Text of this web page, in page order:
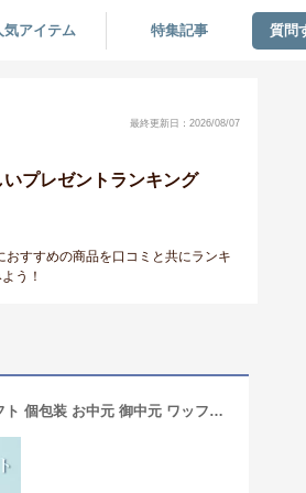
気アイテム 特集記事 質問
最終更新日：2026/08/07
プレゼントランキング
すすめの商品を口コミと共にランキ
う！
お中元ギフト ワッフル ケーキ 10個 | お菓子 洋菓子 詰め合わせ ギフト 個包装 お中元 御中元 ワッフルケーキ スイーツ 冷凍 お取り寄せスイーツ 女性 彼女 妻 お中元スウィーツ 誕生日プレゼント ワッフルサンド かわいい おしゃれ 手土産 お礼 3000円 送料無料